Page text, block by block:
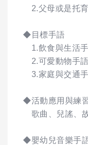
2.父母或是托
◆目標手語
1.飲食與生活
2.可愛動物手語
3.家庭與交通
◆活動應用與練
歌曲、兒謠、
◆嬰幼兒音樂手